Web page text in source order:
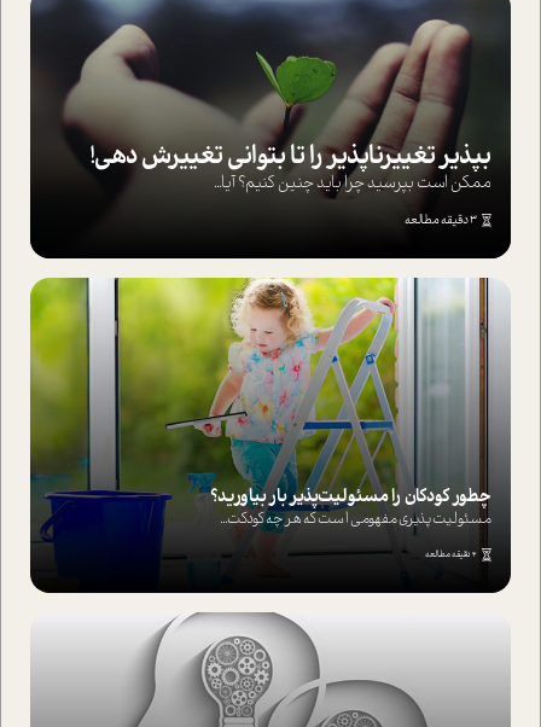
بپذير تغييرناپذير را تا بتواني تغييرش دهي!‏
ممکن است بپرسيد چرا بايد چنين کنيم؟ آيا...
3 دقیقه مطالعه
چطور کودکان را مسئولیت‌پذیر بار بیاورید؟
مسئولیت پذیری مفهومی ا ست که هر چه کودکت...
4 دقیقه مطالعه